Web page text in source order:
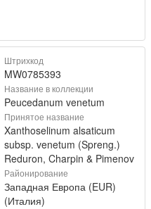
Штрихкод
MW0785393
Название в коллекции
Peucedanum venetum
Принятое название
Xanthoselinum alsaticum
subsp. venetum (Spreng.)
Reduron, Charpin & Pimenov
Районирование
Западная Европа (EUR)
(Италия)